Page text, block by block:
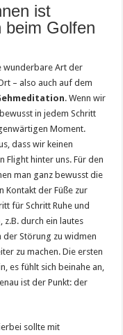
ist
beim Golfen
wunderbare Art der
– also auch auf dem
. Wenn wir
in jedem Schritt
Moment.
dass wir keinen
Flight hinter uns. Für den
man ganz bewusst die
Kontakt der Füße zur
für Schritt Ruhe und
, z.B. durch ein lautes
der Störung zu widmen
zu machen. Die ersten
es fühlt sich beinahe an,
ist der Punkt: der
sollte mit